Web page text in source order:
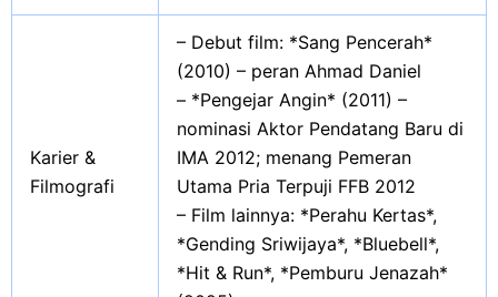
Karier &
Filmografi
– Debut film: *Sang Pencerah*
(2010) – peran Ahmad Daniel
– *Pengejar Angin* (2011) –
nominasi Aktor Pendatang Baru di
IMA 2012; menang Pemeran
Utama Pria Terpuji FFB 2012
– Film lainnya: *Perahu Kertas*,
*Gending Sriwijaya*, *Bluebell*,
*Hit & Run*, *Pemburu Jenazah*